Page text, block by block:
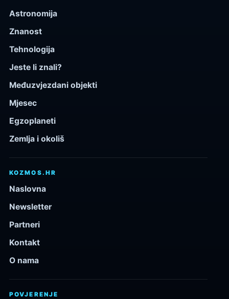
Astronomija
Znanost
Tehnologija
Jeste li znali?
Međuzvjezdani objekti
Mjesec
Egzoplaneti
Zemlja i okoliš
KOZMOS.HR
Naslovna
Newsletter
Partneri
Kontakt
O nama
POVJERENJE